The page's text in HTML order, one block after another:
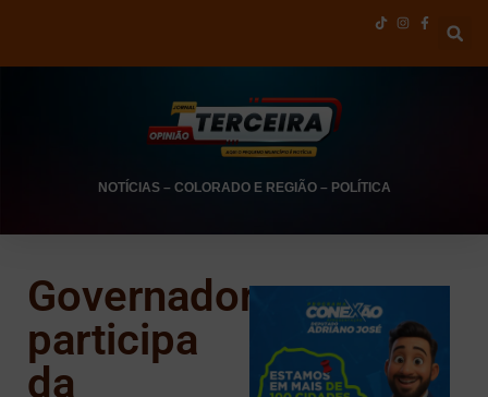
NOTÍCIAS– COLORADO E REGIÃO– POLÍTICA
Governador
participa
da